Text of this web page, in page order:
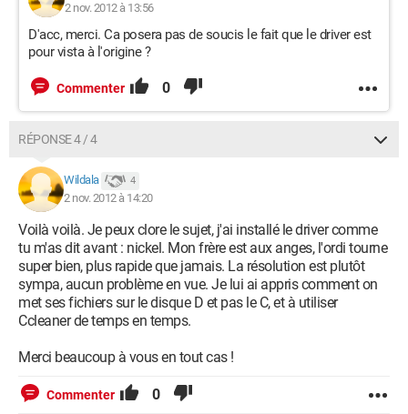
2 nov. 2012 à 13:56
D'acc, merci. Ca posera pas de soucis le fait que le driver est
pour vista à l'origine ?
Commenter 0
RÉPONSE 4 / 4
Wildala 4
2 nov. 2012 à 14:20
Voilà voilà. Je peux clore le sujet, j'ai installé le driver comme
tu m'as dit avant : nickel. Mon frère est aux anges, l'ordi tourne
super bien, plus rapide que jamais. La résolution est plutôt
sympa, aucun problème en vue. Je lui ai appris comment on
met ses fichiers sur le disque D et pas le C, et à utiliser
Ccleaner de temps en temps.
Merci beaucoup à vous en tout cas !
Commenter 0